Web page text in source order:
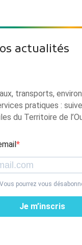
actualités
transports,
pratiques :
du Territoire de
pourrez vous
Je m’inscris